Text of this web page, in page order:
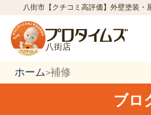
八街市【クチコミ高評価】外壁塗装・
八街店
ホーム>補修
ブロ